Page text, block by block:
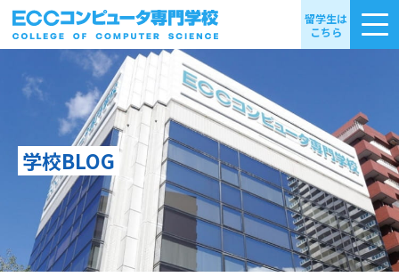
留学生は
こちら
学校BLOG